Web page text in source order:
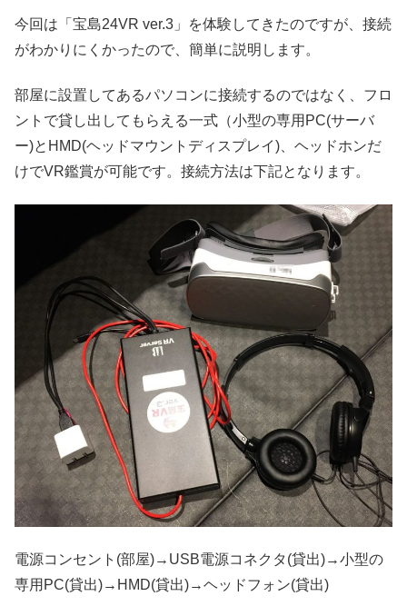
今回は「宝島24VR ver.3」を体験してきたのですが、接続
がわかりにくかったので、簡単に説明します。
部屋に設置してあるパソコンに接続するのではなく、フロ
ントで貸し出してもらえる一式（小型の専用PC(サーバ
ー)とHMD(ヘッドマウントディスプレイ)、ヘッドホンだ
けでVR鑑賞が可能です。接続方法は下記となります。
電源コンセント(部屋)→USB電源コネクタ(貸出)→小型の
専用PC(貸出)→HMD(貸出)→ヘッドフォン(貸出)